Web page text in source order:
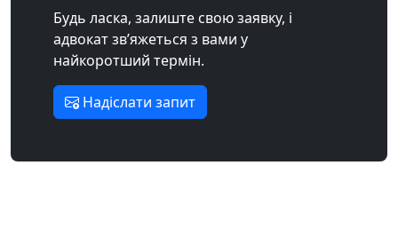
Будь ласка, залиште свою заявку, і
адвокат зв’яжеться з вами у
найкоротший термін.
Надіслати запит